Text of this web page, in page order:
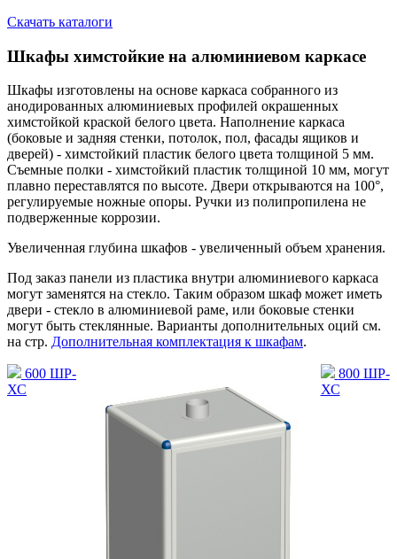
Скачать каталоги
Шкафы химстойкие на алюминиевом каркасе
Шкафы изготовлены на основе каркаса собранного из
анодированных алюминиевых профилей окрашенных
химстойкой краской белого цвета. Наполнение каркаса
(боковые и задняя стенки, потолок, пол, фасады ящиков и
дверей) - химстойкий пластик белого цвета толщиной 5 мм.
Съемные полки - химстойкий пластик толщиной 10 мм, могут
плавно переставлятся по высоте. Двери открываются на 100°,
регулируемые ножные опоры. Ручки из полипропилена не
подверженные коррозии.
Увеличенная глубина шкафов - увеличенный объем хранения.
Под заказ панели из пластика внутри алюминиевого каркаса
могут заменятся на стекло. Таким образом шкаф может иметь
двери - стекло в алюминиевой раме, или боковые стенки
могут быть стеклянные. Варианты дополнительных оций см.
на стр. Дополнительная комплектация к шкафам.
600 ШР-
ХС
800 ШР-
ХС